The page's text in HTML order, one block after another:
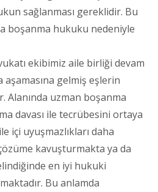
sağlanması gereklidir. Bu
boşanma hukuku nedeniyle
ekibimiz aile birliği devam
gelmiş eşlerin
Alanında uzman boşanma
davası ile tecrübesini ortaya
içi uyuşmazlıkları daha
kavuşturmakta ya da
en iyi hukuki
Bu anlamda